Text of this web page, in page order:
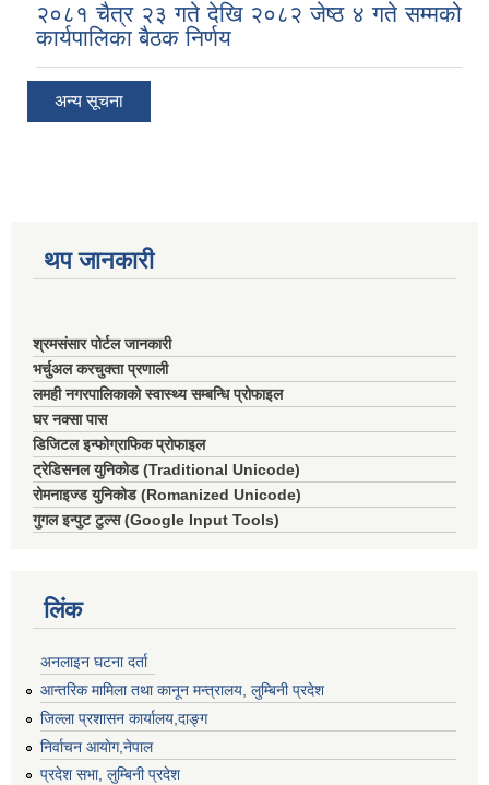
२०८१ चैत्र २३ गते देखि २०८२ जेष्ठ ४ गते सम्मको
कार्यपालिका बैठक निर्णय
अन्य सूचना
थप जानकारी
श्रमसंसार पोर्टल जानकारी
भर्चुअल करचुक्ता प्रणाली
लमही नगरपालिकाको स्वास्थ्य सम्बन्धि प्रोफाइल
घर नक्सा पास
डिजिटल इन्फोग्राफिक प्रोफाइल
ट्रेडिसनल युनिकोड (Traditional Unicode)
रोमनाइज्ड युनिकोड (Romanized Unicode)
गुगल इन्पुट टुल्स (Google Input Tools)
लिंक
अनलाइन घटना दर्ता
आन्तरिक मामिला तथा कानून मन्त्रालय, लुम्बिनी प्रदेश
जिल्ला प्रशासन कार्यालय,दाङ्ग
निर्वाचन आयाेग,नेपाल
प्रदेश सभा, लुम्बिनी प्रदेश